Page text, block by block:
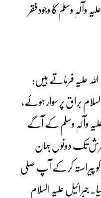
وسلم کا وجود فقر
علیہ فرماتے ہیں:
براق پر سوار ہوئے،
وآلہٖ وسلم کے آگے
تک دونوں جہان
کو پیراستہ کر کے آپ صلی
جبرائیل علیہ السلام